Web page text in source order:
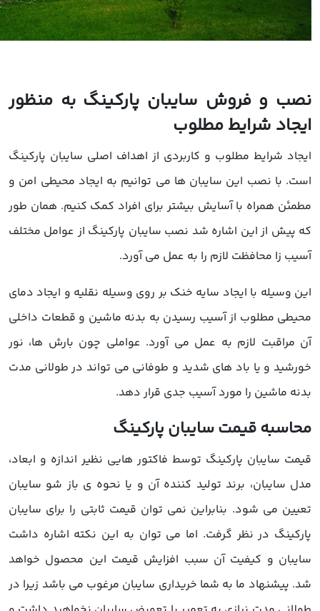
و فروش سایبان پارکینگ به منظور
شرایط مطلوب
شرایط مطلوب و کاربردی از اهداف اصلی سایبان پارکینگ
با نصب این سایبان ها می توانیم به ایجاد محیطی امن و
همراه با آسایش بیشتر برای افراد کمک کنیم. همان طور
پیش از این اشاره شد نصب سایبان پارکینگ از عوامل مختلف
زا محافظت لازم را به عمل می آورد.
وسیله با ایجاد سایه خنک بر روی وسیله نقلیه و ایجاد دمای
مطلوب از آسیب رسیدن به بدنه ماشین و قطعات داخلی
مراقبت لازم به عمل می آورد. عواملی چون بارش ها، نور
و یا باد های شدید و طوفانی می تواند در طولانی مدت
ماشین را مورد آسیب جدی قرار دهد.
قیمت سایبان پارکینگ
سایبان پارکینگ توسط فاکتور هایی نظیر اندازه و ابعاد،
سایبان، برند تولید کننده آن و یا نحوه ی باز شو سایبان
می شود. بنابراین نمی توان قیمت ثابتی را برای سایبان
در نظر گرفت. اما می توان به این نکته اشاره داشت
و کیفیت آن سبب افزایش قیمت این محصول خواهد
پیشنهاد ما به شما خریداری سایبان مرغوب می باشد زیرا در